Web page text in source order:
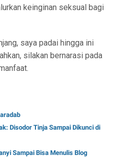
keinginan seksual bagi
saya padai hingga ini
silakan bernarasi pada
Disodor Tinja Sampai Dikunci di
Sampai Bisa Menulis Blog